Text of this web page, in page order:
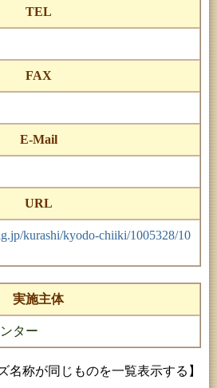
TEL
FAX
E-Mail
URL
kurashi/kyodo-chiiki/1005328/10
実施主体
ター
名称が同じものを一覧表示する】